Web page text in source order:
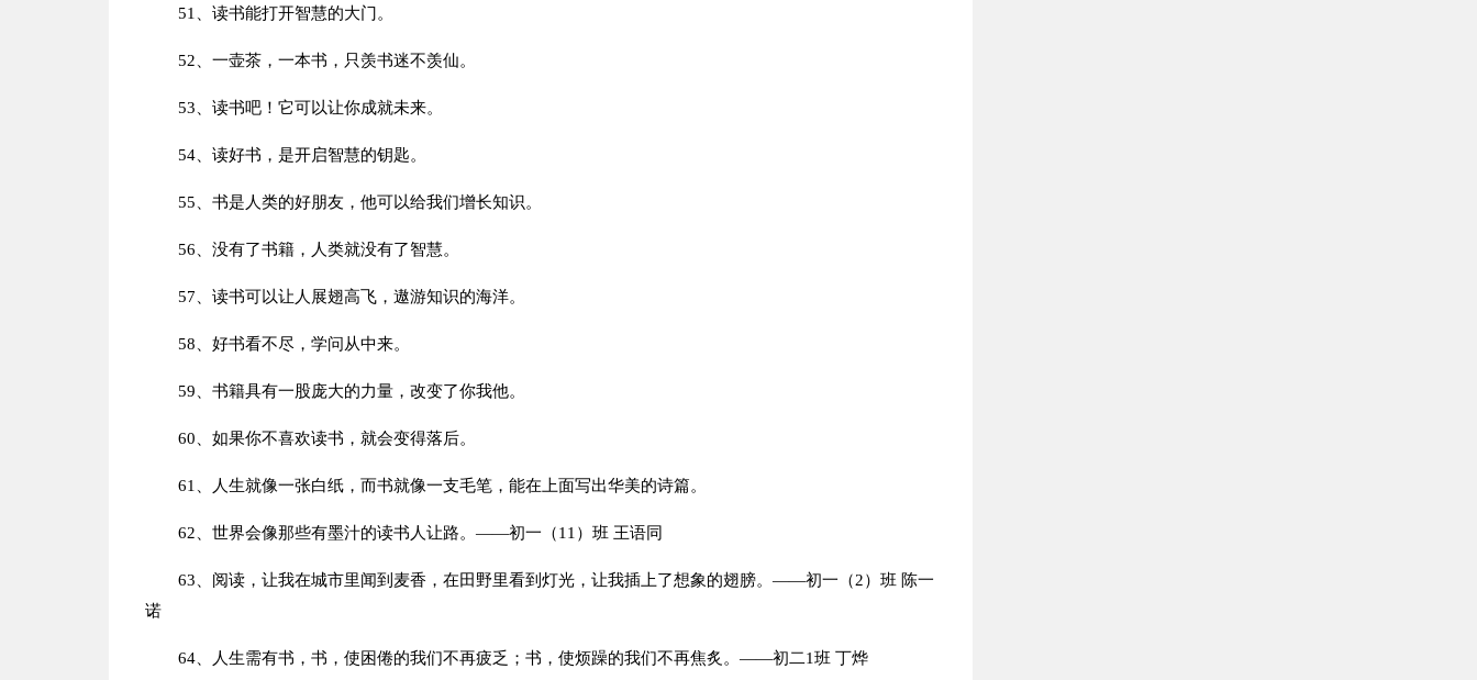
51、读书能打开智慧的大门。
52、一壶茶，一本书，只羡书迷不羡仙。
53、读书吧！它可以让你成就未来。
54、读好书，是开启智慧的钥匙。
55、书是人类的好朋友，他可以给我们增长知识。
56、没有了书籍，人类就没有了智慧。
57、读书可以让人展翅高飞，遨游知识的海洋。
58、好书看不尽，学问从中来。
59、书籍具有一股庞大的力量，改变了你我他。
60、如果你不喜欢读书，就会变得落后。
61、人生就像一张白纸，而书就像一支毛笔，能在上面写出华美的诗篇。
62、世界会像那些有墨汁的读书人让路。——初一（11）班 王语同
63、阅读，让我在城市里闻到麦香，在田野里看到灯光，让我插上了想象的翅膀。——初一（2）班 陈一
诺
64、人生需有书，书，使困倦的我们不再疲乏；书，使烦躁的我们不再焦炙。——初二1班 丁烨